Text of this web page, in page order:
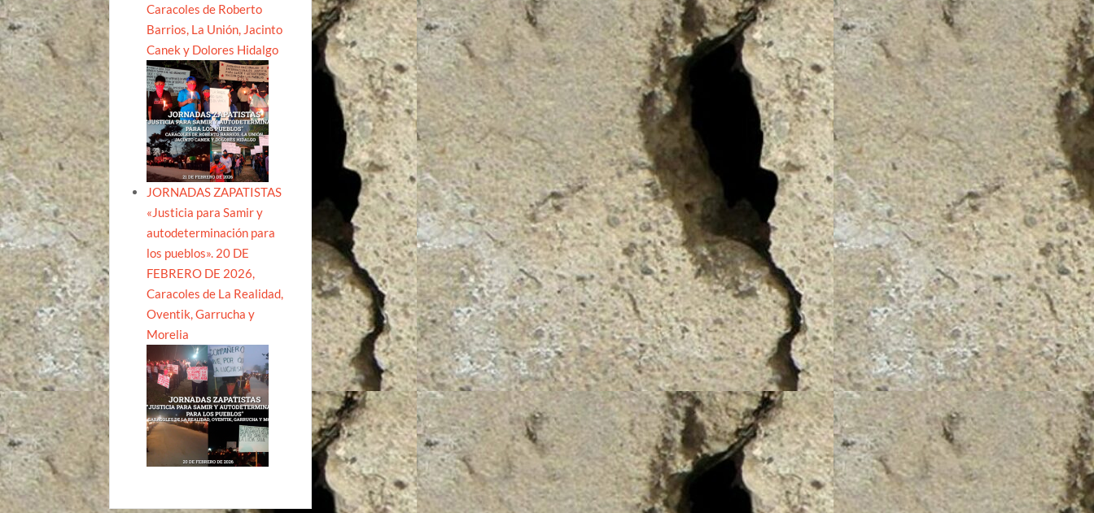
Caracoles de Roberto
Barrios, La Unión, Jacinto
Canek y Dolores Hidalgo
JORNADAS ZAPATISTAS
«Justicia para Samir y
autodeterminación para
los pueblos». 20 DE
FEBRERO DE 2026,
Caracoles de La Realidad,
Oventik, Garrucha y
Morelia